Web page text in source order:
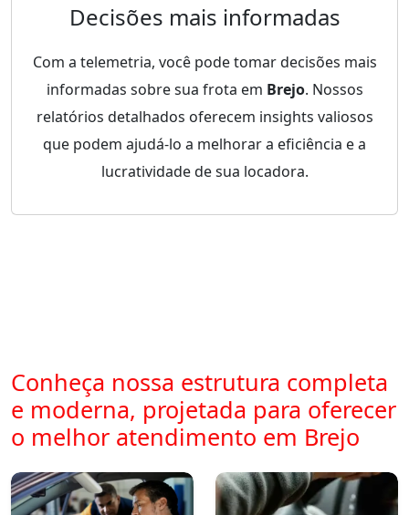
Decisões mais informadas
Com a telemetria, você pode tomar decisões mais
informadas sobre sua frota em Brejo. Nossos
relatórios detalhados oferecem insights valiosos
que podem ajudá-lo a melhorar a eficiência e a
lucratividade de sua locadora.
Conheça nossa estrutura completa
e moderna, projetada para oferecer
o melhor atendimento em Brejo